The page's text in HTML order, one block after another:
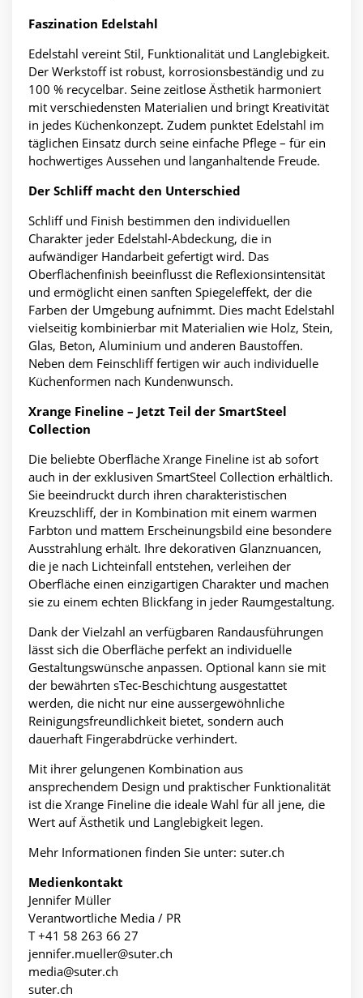
Faszination Edelstahl
Edelstahl vereint Stil, Funktionalität und Langlebigkeit.
Der Werkstoff ist robust, korrosionsbeständig und zu
100 % recycelbar. Seine zeitlose Ästhetik harmoniert
mit verschiedensten Materialien und bringt Kreativität
in jedes Küchenkonzept. Zudem punktet Edelstahl im
täglichen Einsatz durch seine einfache Pflege – für ein
hochwertiges Aussehen und langanhaltende Freude.
Der Schliff macht den Unterschied
Schliff und Finish bestimmen den individuellen
Charakter jeder Edelstahl-Abdeckung, die in
aufwändiger Handarbeit gefertigt wird. Das
Oberflächenfinish beeinflusst die Reflexionsintensität
und ermöglicht einen sanften Spiegeleffekt, der die
Farben der Umgebung aufnimmt. Dies macht Edelstahl
vielseitig kombinierbar mit Materialien wie Holz, Stein,
Glas, Beton, Aluminium und anderen Baustoffen.
Neben dem Feinschliff fertigen wir auch individuelle
Küchenformen nach Kundenwunsch.
Xrange Fineline – Jetzt Teil der SmartSteel
Collection
Die beliebte Oberfläche Xrange Fineline ist ab sofort
auch in der exklusiven SmartSteel Collection erhältlich.
Sie beeindruckt durch ihren charakteristischen
Kreuzschliff, der in Kombination mit einem warmen
Farbton und mattem Erscheinungsbild eine besondere
Ausstrahlung erhält. Ihre dekorativen Glanznuancen,
die je nach Lichteinfall entstehen, verleihen der
Oberfläche einen einzigartigen Charakter und machen
sie zu einem echten Blickfang in jeder Raumgestaltung.
Dank der Vielzahl an verfügbaren Randausführungen
lässt sich die Oberfläche perfekt an individuelle
Gestaltungswünsche anpassen. Optional kann sie mit
der bewährten sTec-Beschichtung ausgestattet
werden, die nicht nur eine aussergewöhnliche
Reinigungsfreundlichkeit bietet, sondern auch
dauerhaft Fingerabdrücke verhindert.
Mit ihrer gelungenen Kombination aus
ansprechendem Design und praktischer Funktionalität
ist die Xrange Fineline die ideale Wahl für all jene, die
Wert auf Ästhetik und Langlebigkeit legen.
Mehr Informationen finden Sie unter: suter.ch
Medienkontakt
Jennifer Müller
Verantwortliche Media / PR
T +41 58 263 66 27
jennifer.mueller@suter.ch
media@suter.ch
suter.ch